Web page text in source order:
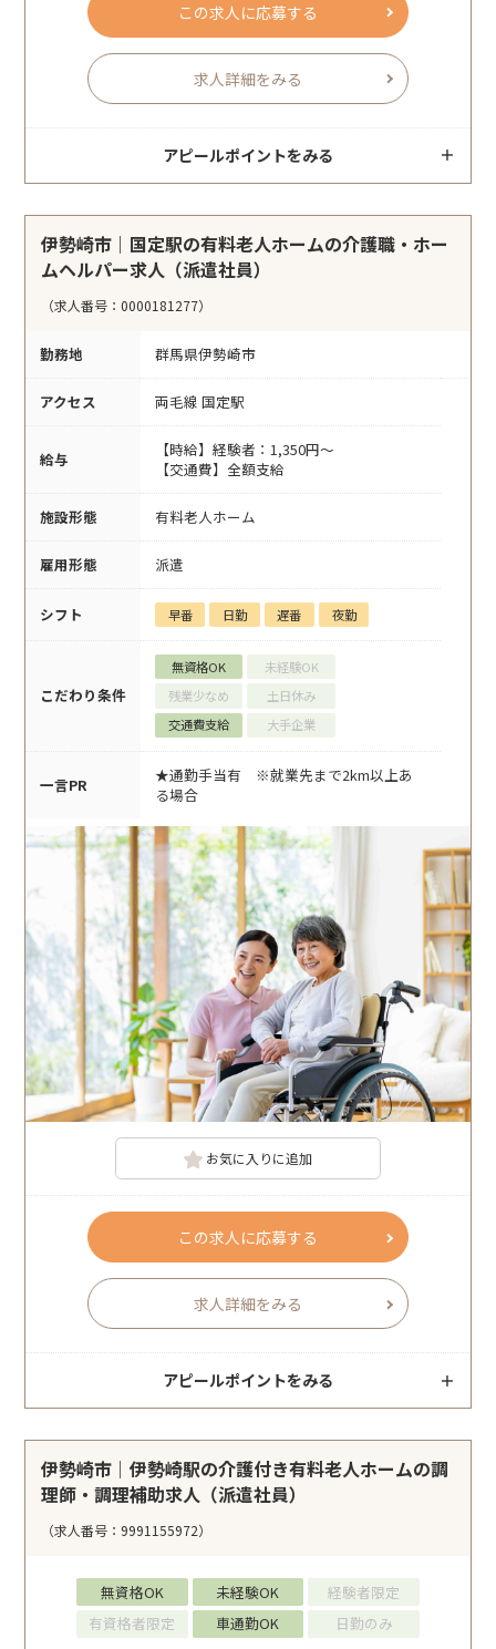
この求人に応募する
求人詳細をみる
アピールポイントをみる
伊勢崎市｜国定駅の有料老人ホームの介護職・ホー
ムヘルパー求人（派遣社員）
（求人番号：0000181277）
勤務地 群馬県伊勢崎市
アクセス 両毛線 国定駅
給与
【時給】経験者：1,350円～
【交通費】全額支給
施設形態 有料老人ホーム
雇用形態 派遣
シフト 早番 日勤 遅番 夜勤
こだわり条件
無資格OK
未経験OK
残業少なめ
土日休み
交通費支給
大手企業
一言PR
★通勤手当有 ※就業先まで2km以上あ
る場合
お気に入りに追加
この求人に応募する
求人詳細をみる
アピールポイントをみる
伊勢崎市｜伊勢崎駅の介護付き有料老人ホームの調
理師・調理補助求人（派遣社員）
（求人番号：9991155972）
無資格OK 未経験OK
経験者限定
有資格者限定
車通勤OK 日勤のみ